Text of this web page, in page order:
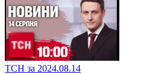
ТСН за 2024.08.14